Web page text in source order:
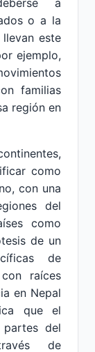
a
o a la
este
ejemplo,
familias
región en
como
con una
del
como
de un
de
raíces
en Nepal
que el
del
de